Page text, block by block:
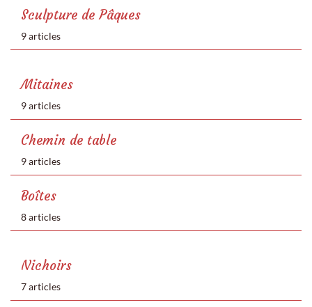
Sculpture de Pâques
9 articles
Mitaines
9 articles
Chemin de table
9 articles
Boîtes
8 articles
Nichoirs
7 articles